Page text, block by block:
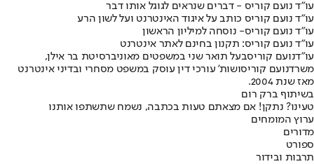
עו”ד נועם קוריס - דברים שנראים לגוגל אותו דבר
עו"ד נועם קוריס כותב על איגוד האינטרנט ועל לשון הרע
עו”ד נועם קוריס- נוסחה למיליון הראשון
עו”ד נועם קוריס: תקנון בחינם לאתר אינטרנט
עו"דנועם קוריסבעל תואר שני במשפטים מאוניברסיטת בר אילן,
משרדנועם קוריסושות' עורכי דין עוסק במשפט מסחרי ובדיני אינטרנט
מאז שנת 2004.
בשיתוף ברק רום
טעינו? נתקן! אם מצאתם טעות בכתבה, נשמח שתשתפו אותנו
ערוץ המומחים
מדורים
ספורט
תרבות ובידור